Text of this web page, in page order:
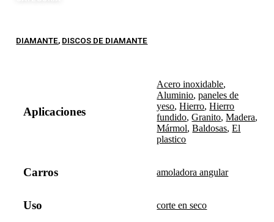
DIAMANTE, DISCOS DE DIAMANTE
Aplicaciones
Acero inoxidable,
Aluminio,paneles de
yeso,Hierro,Hierro
fundido,Granito,Madera,
Mármol,Baldosas,El
plastico
Carros amoladora angular
Uso corte en seco